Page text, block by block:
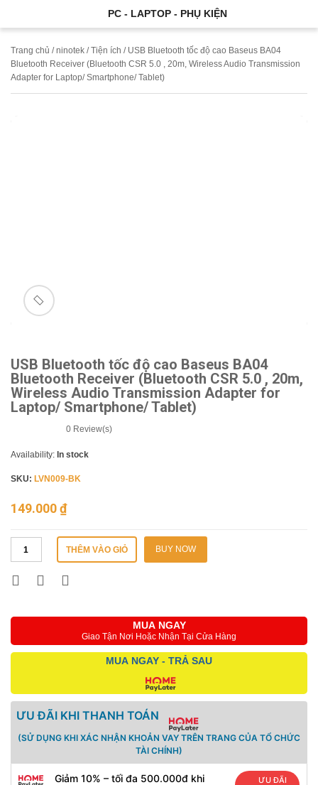
PC - LAPTOP - PHỤ KIỆN
Trang chủ /ninotek /Tiện ích / USB Bluetooth tốc độ cao Baseus BA04
Bluetooth Receiver (Bluetooth CSR 5.0 , 20m, Wireless Audio Transmission
Adapter for Laptop/ Smartphone/ Tablet)
🔍
USB Bluetooth tốc độ cao Baseus BA04
Bluetooth Receiver (Bluetooth CSR 5.0 , 20m,
Wireless Audio Transmission Adapter for
Laptop/ Smartphone/ Tablet)
0 Review(s)
Availability: In stock
SKU: LVN009-BK
149.000₫
THÊM VÀO GIỎ BUY NOW
MUA NGAY
Giao Tận Nơi Hoặc Nhận Tại Cửa Hàng
MUA NGAY - TRẢ SAU
ƯU ĐÃI KHI THANH TOÁN
(SỬ DỤNG KHI XÁC NHẬN KHOẢN VAY TRÊN TRANG CỦA TỔ CHỨC
TÀI CHÍNH)
Giảm 10% – tối đa 500.000đ khi
ƯU ĐÃI